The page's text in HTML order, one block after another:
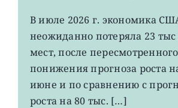
VOO:
мест
США
В июле 2026 г. экономика
неожиданно потеряла 23
мест, после
понижения прогноза роста
июне и по сравнению с
роста на 80 тыс. […]